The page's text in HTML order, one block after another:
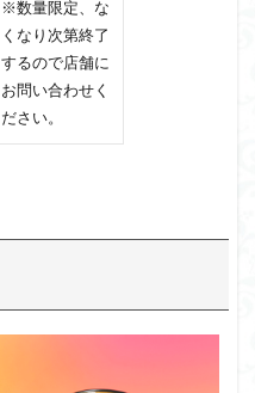
※数量限定、な
くなり次第終了
するので店舗に
お問い合わせく
ださい。